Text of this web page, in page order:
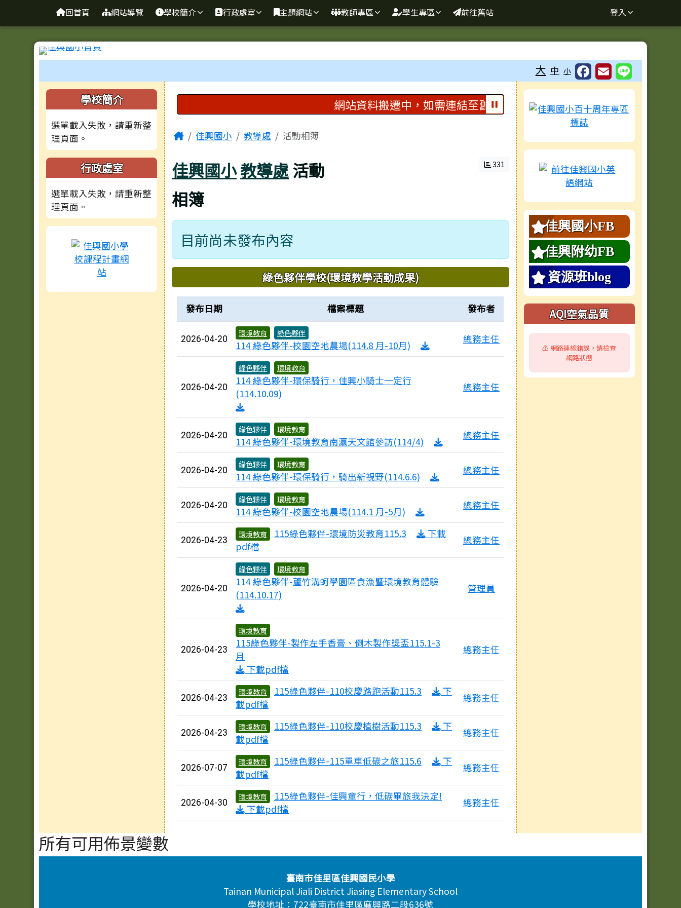
臺南市佳里區佳興國民國小全球資訊網
回首頁 網站導覽 學校簡介 行政處室 主題網站 教師專區 學生專區 前往舊站 登入
大 中 小
左邊區域內容
學校簡介
選單載入失敗，請重新整
理頁面。
行政處室
選單載入失敗，請重新整
理頁面。
上中區域內容 網站資料搬遷中，如需連結至舊站，請點選上方連結 網站資料搬遷中
主內容區域
Home佳興國小 教導處 活動相簿
佳興國小教導處活動
相簿
331
目前尚未發布內容
下中區域內容綠色夥伴學校(環境教學活動成果)
檔案列表
發布日期 檔案標題 發布者
2026-04-20
環境教育 綠色夥伴
114 綠色夥伴-校園空地農場(114.8 月-10月)
總務主任
2026-04-20
綠色夥伴 環境教育
114 綠色夥伴-環保騎行，佳興小騎士一定行
(114.10.09)
總務主任
2026-04-20
綠色夥伴 環境教育
114 綠色夥伴-環境教育南瀛天文館參訪(114/4)
總務主任
2026-04-20
綠色夥伴 環境教育
114 綠色夥伴-環保騎行，騎出新視野(114.6.6)
總務主任
2026-04-20
綠色夥伴 環境教育
114 綠色夥伴-校園空地農場(114.1 月-5月)
總務主任
2026-04-23
環境教育 115綠色夥伴-環境防災教育115.3
下載
pdf檔
總務主任
2026-04-20
綠色夥伴 環境教育
114 綠色夥伴-蘆竹溝蚵學園區食漁暨環境教育體驗
(114.10.17)
管理員
2026-04-23
環境教育
115綠色夥伴-製作左手香膏、倒木製作獎盃115.1-3
月
下載pdf檔
總務主任
2026-04-23
環境教育 115綠色夥伴-110校慶路跑活動115.3
下
載pdf檔
總務主任
2026-04-23
環境教育 115綠色夥伴-110校慶植樹活動115.3
下
載pdf檔
總務主任
2026-07-07
環境教育 115綠色夥伴-115單車低碳之旅115.6
下
載pdf檔
總務主任
2026-04-30
環境教育
115綠色夥伴-佳興童行，低碳畢旅我決定!
下載pdf檔
總務主任
右邊區域內容
佳興國小FB
佳興附幼FB
資源班blog
AQI空氣品質
⚠️ 網路連線錯誤，請檢查
網路狀態
所有可用佈景變數
頁尾區域
臺南市佳里區佳興國民小學
Tainan Municipal Jiali District Jiasing Elementary School
學校地址：722臺南市佳里區麻興路二段636號